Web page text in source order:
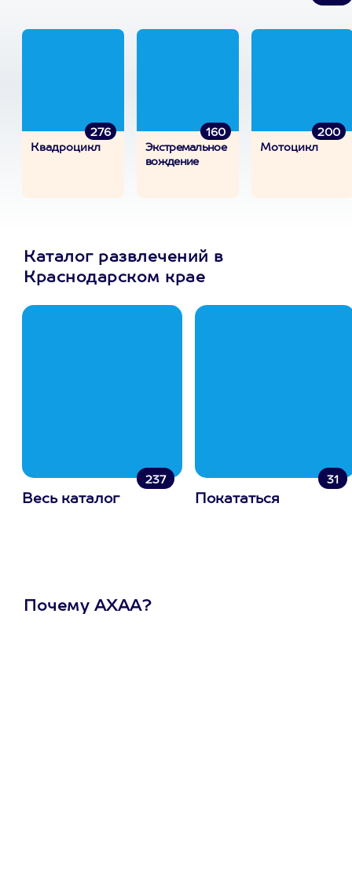
276
Квадроцикл
160
Экстремальное
вождение
200
Мотоцикл
Каталог развлечений в
Краснодарском крае
237
Весь каталог
31
Покататься
Почему АХАА?